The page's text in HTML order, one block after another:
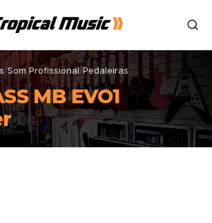
/Som Profissional/Pedaleiras
MB EVO1